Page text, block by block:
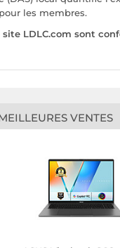
les membres.
LDLC.com sont
VENTES